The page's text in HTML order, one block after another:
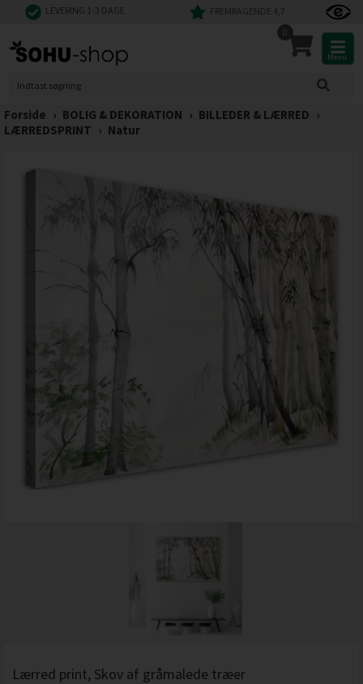
LEVERING 1-3 DAGE FREMRAGENDE 4,7
0
Menu
Forside › BOLIG & DEKORATION › BILLEDER & LÆRRED ›
LÆRREDSPRINT › Natur
Lærred print, Skov af gråmalede træer